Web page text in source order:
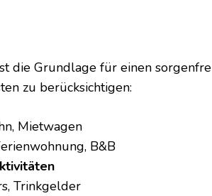
die Grundlage für einen
zu berücksichtigen:
Mietwagen
B&B
Trinkgelder